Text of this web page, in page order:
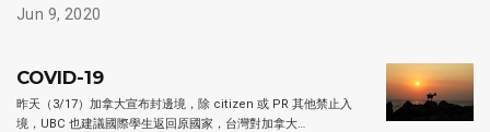
Jun 9, 2020
COVID-19
昨天（3/17）加拿大宣布封邊境，除 citizen 或 PR 其他禁止入
境，UBC 也建議國際學生返回原國家，台灣對加拿大…